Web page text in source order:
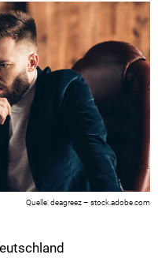
deagreez – stock.adobe.com